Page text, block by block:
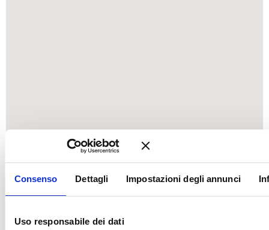
Consenso Dettagli Impostazioni degli annunci
Uso responsabile dei dati